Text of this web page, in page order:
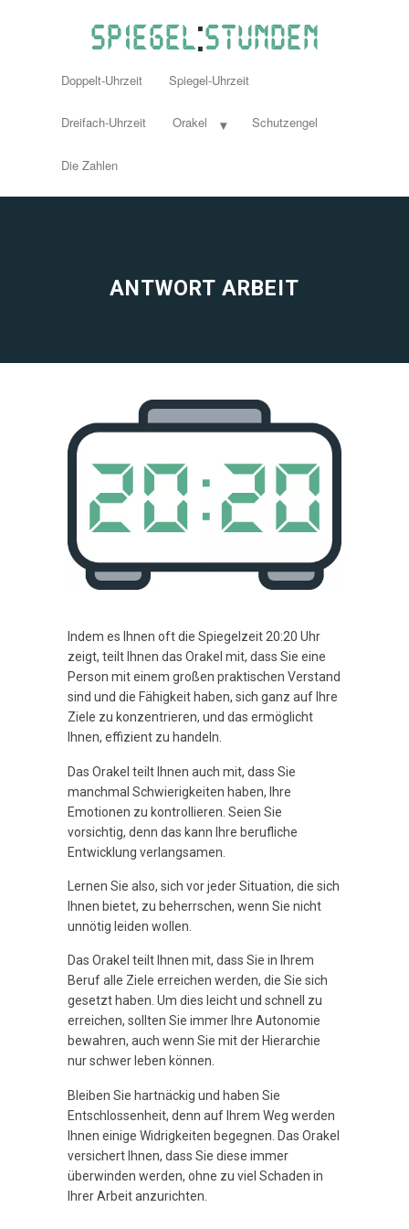
Doppelt-Uhrzeit Spiegel-Uhrzeit
Dreifach-Uhrzeit Orakel Schutzengel
Die Zahlen
ANTWORT ARBEIT
Indem es Ihnen oft die Spiegelzeit 20:20 Uhr
zeigt, teilt Ihnen das Orakel mit, dass Sie eine
Person mit einem großen praktischen Verstand
sind und die Fähigkeit haben, sich ganz auf Ihre
Ziele zu konzentrieren, und das ermöglicht
Ihnen, effizient zu handeln.
Das Orakel teilt Ihnen auch mit, dass Sie
manchmal Schwierigkeiten haben, Ihre
Emotionen zu kontrollieren. Seien Sie
vorsichtig, denn das kann Ihre berufliche
Entwicklung verlangsamen.
Lernen Sie also, sich vor jeder Situation, die sich
Ihnen bietet, zu beherrschen, wenn Sie nicht
unnötig leiden wollen.
Das Orakel teilt Ihnen mit, dass Sie in Ihrem
Beruf alle Ziele erreichen werden, die Sie sich
gesetzt haben. Um dies leicht und schnell zu
erreichen, sollten Sie immer Ihre Autonomie
bewahren, auch wenn Sie mit der Hierarchie
nur schwer leben können.
Bleiben Sie hartnäckig und haben Sie
Entschlossenheit, denn auf Ihrem Weg werden
Ihnen einige Widrigkeiten begegnen. Das Orakel
versichert Ihnen, dass Sie diese immer
überwinden werden, ohne zu viel Schaden in
Ihrer Arbeit anzurichten.